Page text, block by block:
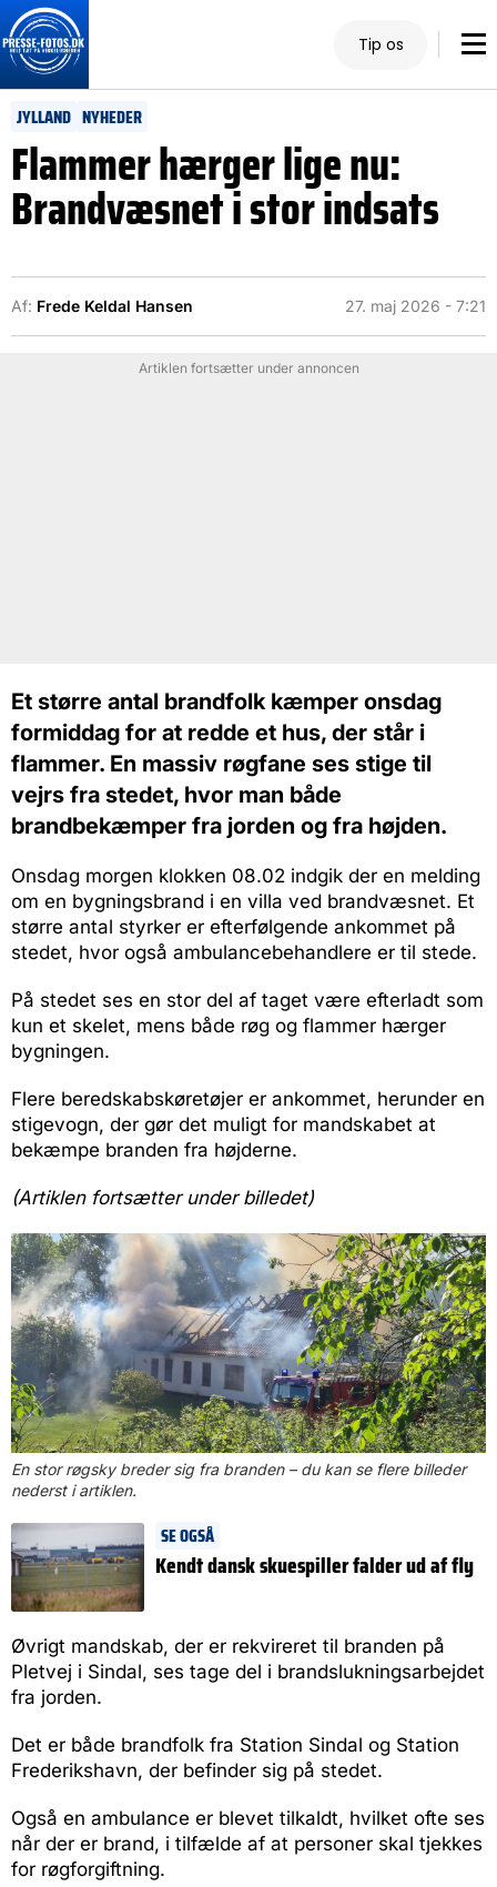
Tip os
JYLLAND NYHEDER
Flammer hærger lige nu:
Brandvæsnet i stor indsats
Af: Frede Keldal Hansen 27. maj 2026 - 7:21
Artiklen fortsætter under annoncen
Et større antal brandfolk kæmper onsdag
formiddag for at redde et hus, der står i
flammer. En massiv røgfane ses stige til
vejrs fra stedet, hvor man både
brandbekæmper fra jorden og fra højden.
Onsdag morgen klokken 08.02 indgik der en melding
om en bygningsbrand i en villa ved brandvæsnet. Et
større antal styrker er efterfølgende ankommet på
stedet, hvor også ambulancebehandlere er til stede.
På stedet ses en stor del af taget være efterladt som
kun et skelet, mens både røg og flammer hærger
bygningen.
Flere beredskabskøretøjer er ankommet, herunder en
stigevogn, der gør det muligt for mandskabet at
bekæmpe branden fra højderne.
(Artiklen fortsætter under billedet)
En stor røgsky breder sig fra branden – du kan se flere billeder
nederst i artiklen.
SE OGSÅ
Kendt dansk skuespiller falder ud af fly
Øvrigt mandskab, der er rekvireret til branden på
Pletvej i Sindal, ses tage del i brandslukningsarbejdet
fra jorden.
Det er både brandfolk fra Station Sindal og Station
Frederikshavn, der befinder sig på stedet.
Også en ambulance er blevet tilkaldt, hvilket ofte ses
når der er brand, i tilfælde af at personer skal tjekkes
for røgforgiftning.